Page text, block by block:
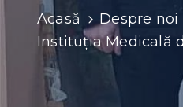
Acasă Despre noi
Instituția Medicală